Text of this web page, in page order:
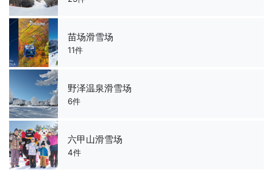
苗场滑雪场
11件
野泽温泉滑雪场
6件
六甲山滑雪场
4件